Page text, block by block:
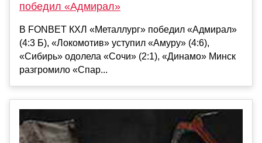
победил «Адмирал»
В FONBET КХЛ «Металлург» победил «Адмирал»
(4:3 Б), «Локомотив» уступил «Амуру» (4:6),
«Сибирь» одолела «Сочи» (2:1), «Динамо» Минск
разгромило «Спар...